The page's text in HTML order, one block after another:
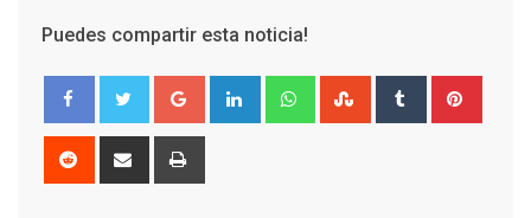
Puedes compartir esta noticia!
Google+ LinkedIn WhatsappStumbleUpon
Tumblr
Reddit
Share